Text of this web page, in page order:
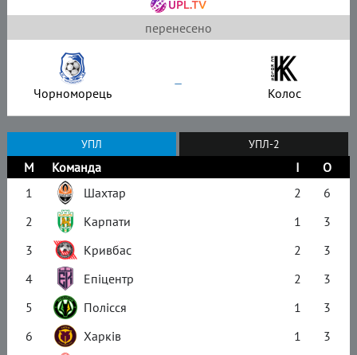
перенесено
Чорноморець – Колос
УПЛ УПЛ-2
М Команда І
О
1
Шахтар 2
6
2
Карпати 1
3
3
Кривбас 2
3
4
Епіцентр 2
3
5
Полісся 1
3
6
Харків 1
3